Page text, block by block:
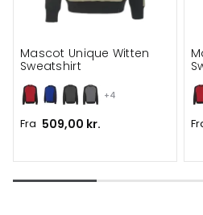
+4
Mascot Unique Witten
Sweatshirt
Fra 509,00 kr.